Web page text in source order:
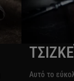
Αυτό το